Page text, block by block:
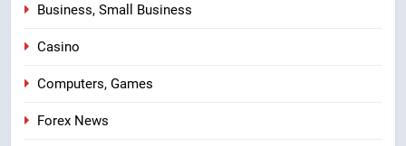
Business, Small Business
Casino
Computers, Games
Forex News